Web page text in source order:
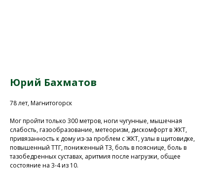
Юрий Бахматов
78 лет, Магнитогорск
Мог пройти только 300 метров, ноги чугунные, мышечная
слабость, газообразование, метеоризм, дискомфорт в ЖКТ,
привязанность к дому из-за проблем с ЖКТ, узлы в щитовидке,
повышенный ТТГ, пониженный Т3, боль в пояснице, боль в
тазобедренных суставах, аритмия после нагрузки, общее
состояние на 3-4 из 10.